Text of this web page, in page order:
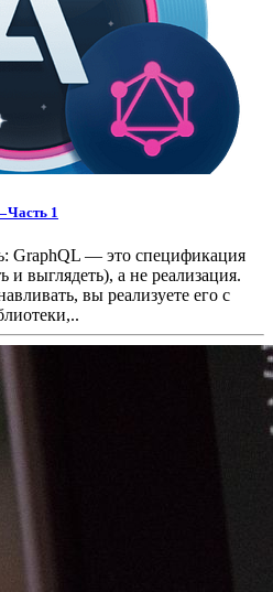
Часть 1
GraphQL — это спецификация
и выглядеть), а не реализация.
вы реализуете его с